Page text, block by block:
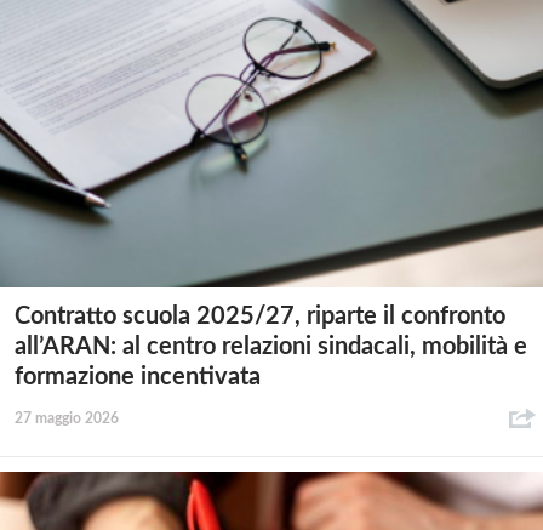
Contratto scuola 2025/27, riparte il confronto
all’ARAN: al centro relazioni sindacali, mobilità e
formazione incentivata
27 maggio 2026